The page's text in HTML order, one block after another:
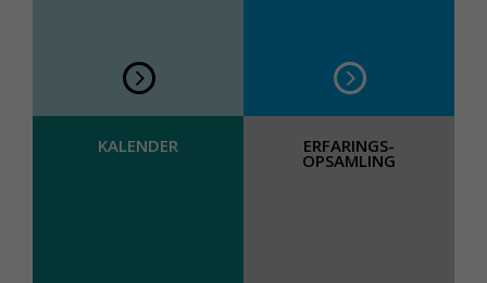
KALENDER ERFARINGS-
OPSAMLING